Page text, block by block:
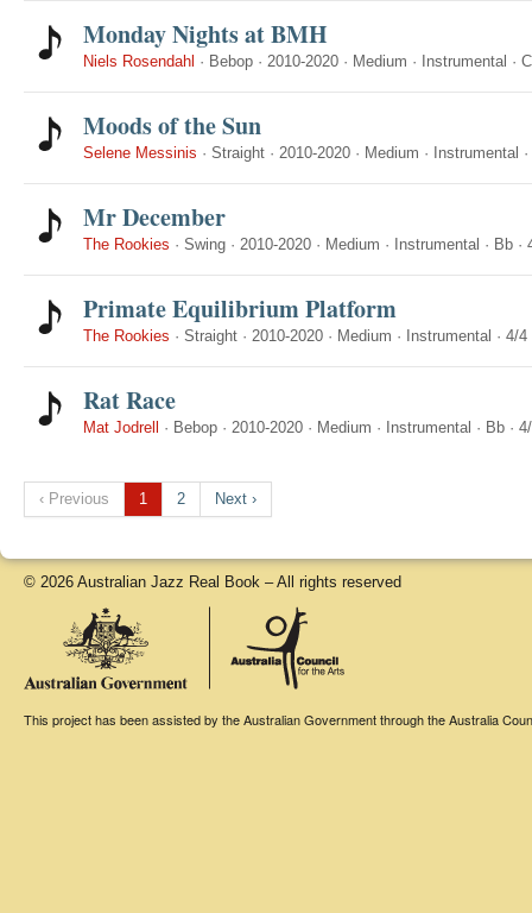
Monday Nights at BMH
Niels Rosendahl · Bebop · 2010-2020 · Medium · Instrumental · C
Moods of the Sun
Selene Messinis · Straight · 2010-2020 · Medium · Instrumental ·
Mr December
The Rookies · Swing · 2010-2020 · Medium · Instrumental · Bb ·
Primate Equilibrium Platform
The Rookies · Straight · 2010-2020 · Medium · Instrumental · 4/4
Rat Race
Mat Jodrell · Bebop · 2010-2020 · Medium · Instrumental · Bb ·
‹ Previous 1 2 Next ›
© 2026 Australian Jazz Real Book – All rights reserved
This project has been assisted by the Australian Government through the Australia